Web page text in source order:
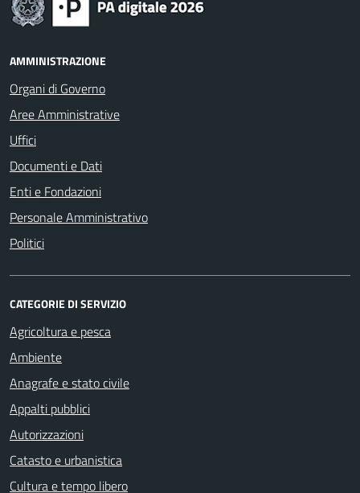
AMMINISTRAZIONE
Organi di Governo
Aree Amministrative
Uffici
Documenti e Dati
Enti e Fondazioni
Personale Amministrativo
Politici
CATEGORIE DI SERVIZIO
Agricoltura e pesca
Ambiente
Anagrafe e stato civile
Appalti pubblici
Autorizzazioni
Catasto e urbanistica
Cultura e tempo libero